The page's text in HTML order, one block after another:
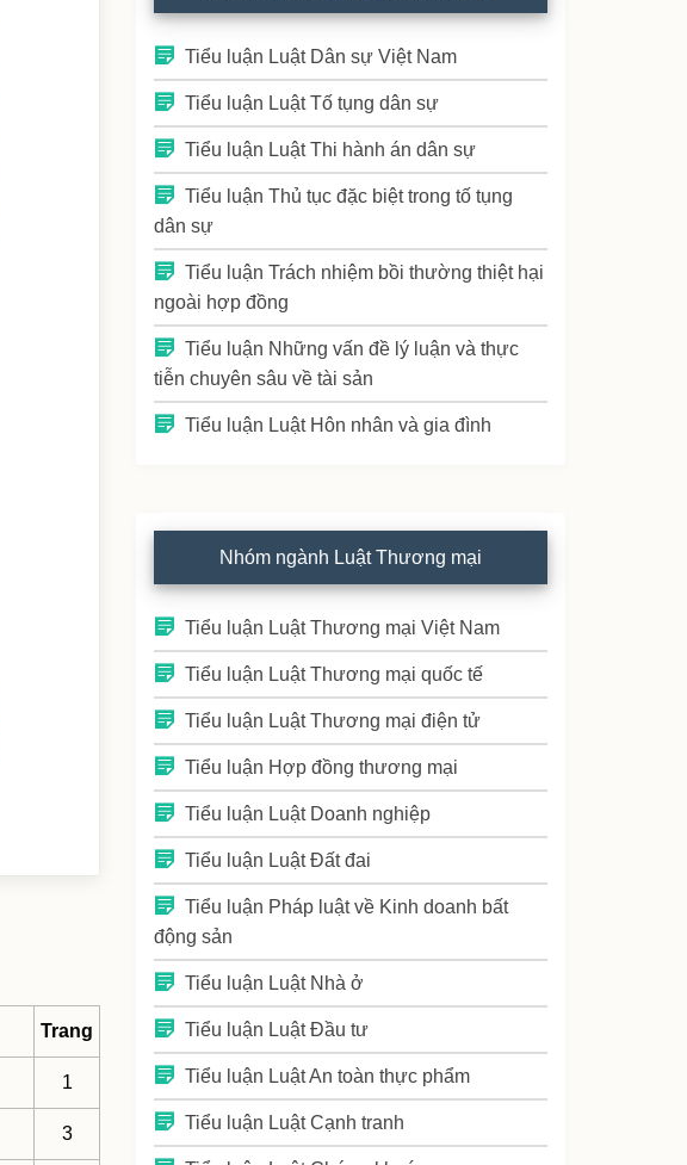
Trang
1
3
Tiểu luận Luật Dân sự Việt Nam
Tiểu luận Luật Tố tụng dân sự
Tiểu luận Luật Thi hành án dân sự
Tiểu luận Thủ tục đặc biệt trong tố tụng
dân sự
Tiểu luận Trách nhiệm bồi thường thiệt hại
ngoài hợp đồng
Tiểu luận Những vấn đề lý luận và thực
tiễn chuyên sâu về tài sản
Tiểu luận Luật Hôn nhân và gia đình
Nhóm ngành Luật Thương mại
Tiểu luận Luật Thương mại Việt Nam
Tiểu luận Luật Thương mại quốc tế
Tiểu luận Luật Thương mại điện tử
Tiểu luận Hợp đồng thương mại
Tiểu luận Luật Doanh nghiệp
Tiểu luận Luật Đất đai
Tiểu luận Pháp luật về Kinh doanh bất
động sản
Tiểu luận Luật Nhà ở
Tiểu luận Luật Đầu tư
Tiểu luận Luật An toàn thực phẩm
Tiểu luận Luật Cạnh tranh